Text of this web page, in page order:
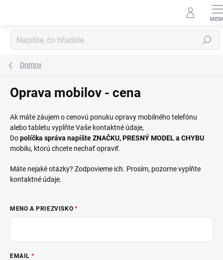
Hľadať
Domov
Oprava mobilov - cena
Ak máte záujem o cenovú ponuku opravy mobilného telefónu
alebo tabletu vyplňte Vaše kontaktné údaje,
Dopolíčka správa napíšte ZNAČKU, PRESNÝ MODEL a CHYBU
mobilu, ktorú chcete nechať opraviť.
Máte nejaké otázky? Zodpovieme ich. Prosím, pozorne vyplňte
kontaktné údaje.
MENO A PRIEZVISKO
EMAIL